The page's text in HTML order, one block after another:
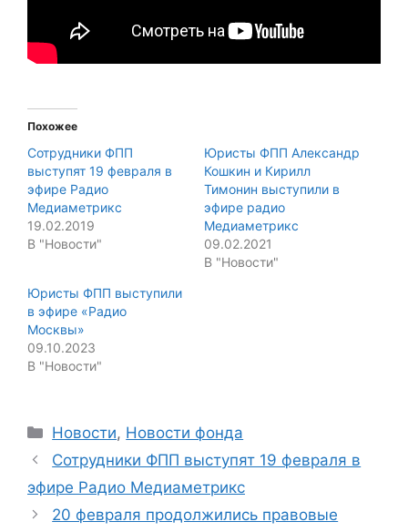
Похожее
Сотрудники ФПП
выступят 19 февраля в
эфире Радио
Медиаметрикс
19.02.2019
В "Новости"
Юристы ФПП Александр
Кошкин и Кирилл
Тимонин выступили в
эфире радио
Медиаметрикс
09.02.2021
В "Новости"
Юристы ФПП выступили
в эфире «Радио
Москвы»
09.10.2023
В "Новости"
Categories
Новости, Новости фонда
Сотрудники ФПП выступят 19 февраля в
эфире Радио Медиаметрикс
20 февраля продолжились правовые